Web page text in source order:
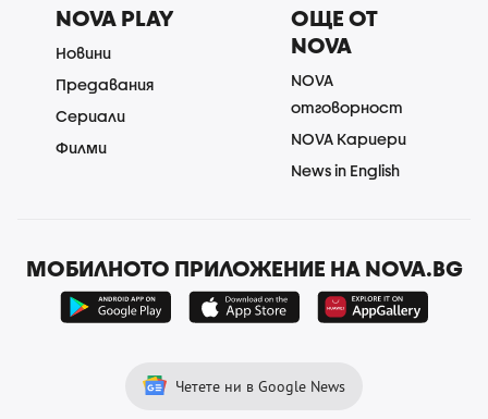
NOVA PLAY
Новини
Предавания
Сериали
Филми
ОЩЕ ОТ
NOVA
NOVA
отговорност
NOVA Кариери
News in English
МОБИЛНОТО ПРИЛОЖЕНИЕ НА NOVA.BG
Четете ни в Google News